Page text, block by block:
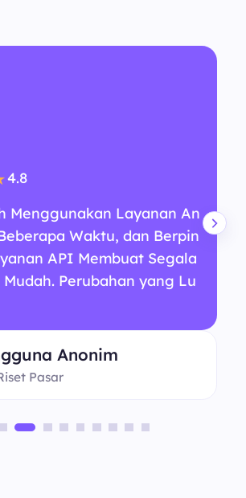
4.8
Menggunakan Layanan An
Waktu, dan Berpin
API Membuat Segala
Perubahan yang Lu
Anonim
Pasar